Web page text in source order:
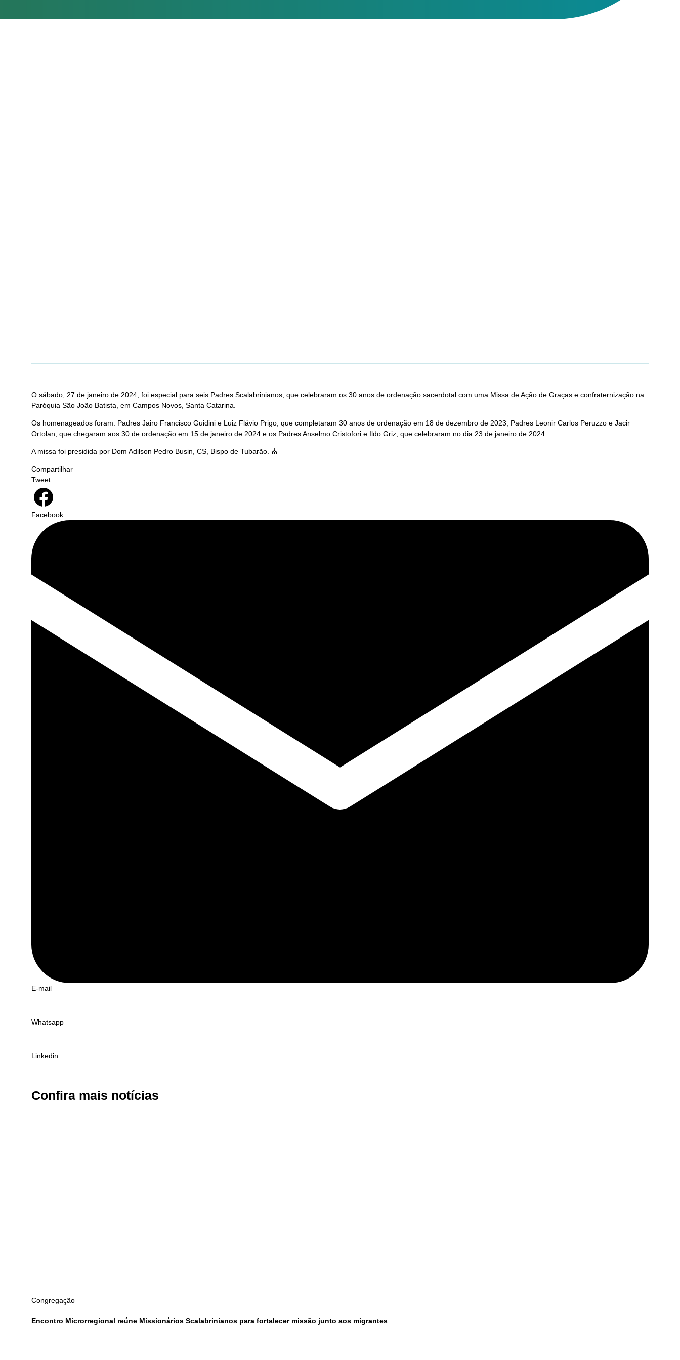
O sábado, 27 de janeiro de 2024, foi especial para seis Padres Scalabrinianos, que celebraram os 30 anos de ordenação sacerdotal com uma Missa de Ação de Graças e confraternização na
Paróquia São João Batista, em Campos Novos, Santa Catarina.
Os homenageados foram: Padres Jairo Francisco Guidini e Luiz Flávio Prigo, que completaram 30 anos de ordenação em 18 de dezembro de 2023; Padres Leonir Carlos Peruzzo e Jacir
Ortolan, que chegaram aos 30 de ordenação em 15 de janeiro de 2024 e os Padres Anselmo Cristofori e Ildo Griz, que celebraram no dia 23 de janeiro de 2024.
A missa foi presidida por Dom Adilson Pedro Busin, CS, Bispo de Tubarão. ⛪
Compartilhar
Tweet
Facebook
E-mail
Whatsapp
Linkedin
Confira mais notícias
Congregação
Encontro Microrregional reúne Missionários Scalabrinianos para fortalecer missão junto aos migrantes